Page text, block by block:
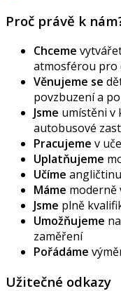
Proč právě k
Chceme
atmosférou pro
Věnujeme se
povzbuzení a
Jsme umístěni v
autobusové
Pracujeme v
Uplatňujeme
Učíme
Máme moderně
Jsme plně
Umožňujeme
zaměření
Pořádáme
Užitečné odkazy